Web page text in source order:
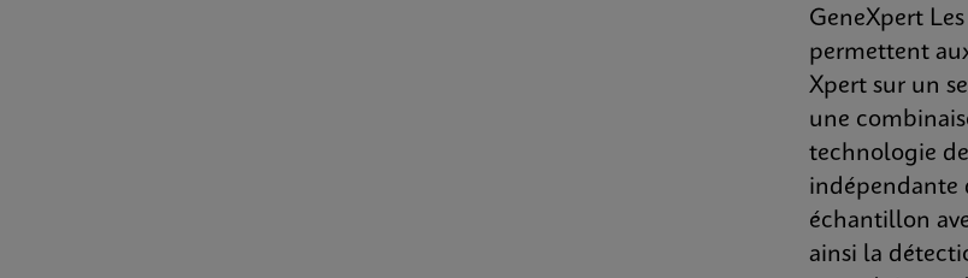
GeneXpert
permettent
Xpert sur un
une
technologie
indépendante
échantillon
ainsi la